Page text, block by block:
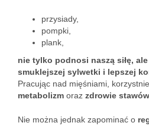
przysiady,
pompki,
plank,
nie tylko podnosi naszą siłę,
smuklejszej sylwetki i lepszej
Pracując nad mięśniami,
metabolizm oraz zdrowie stawów
Nie można jednak zapominać o